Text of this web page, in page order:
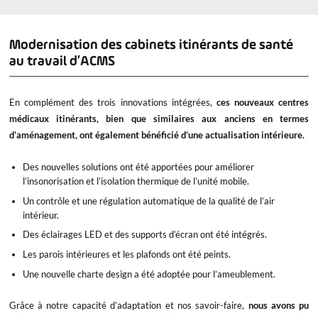
Modernisation des cabinets itinérants de santé
au travail d’ACMS
En complément des trois innovations intégrées, ces nouveaux centres
médicaux itinérants, bien que similaires aux anciens en termes
d’aménagement, ont également bénéficié d’une actualisation intérieure.
Des nouvelles solutions ont été apportées pour améliorer
l’insonorisation et l’isolation thermique de l’unité mobile.
Un contrôle et une régulation automatique de la qualité de l’air
intérieur.
Des éclairages LED et des supports d’écran ont été intégrés.
Les parois intérieures et les plafonds ont été peints.
Une nouvelle charte design a été adoptée pour l’ameublement.
Grâce à notre capacité d’adaptation et nos savoir-faire, nous avons pu